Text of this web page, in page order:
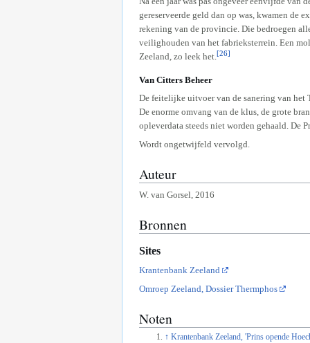
gereserveerde geld dan op was, kwamen de
rekening van de provincie. Die bedroegen
veilighouden van het fabrieksterrein. Een
Zeeland, zo leek het.[26]
Van Citters Beheer
De feitelijke uitvoer van de sanering van het
De enorme omvang van de klus, de grote
opleverdata steeds niet worden gehaald. De
Wordt ongetwijfeld vervolgd.
Auteur
W. van Gorsel, 2016
Bronnen
Sites
Krantenbank Zeeland
Omroep Zeeland, Dossier Thermphos
Noten
↑ Krantenbank Zeeland, 'Prins opende